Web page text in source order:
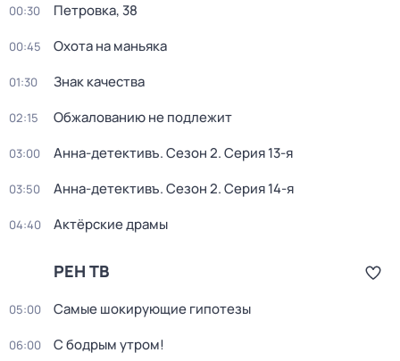
00:30 Петровка, 38
00:45 Охота на маньяка
01:30 Знак качества
02:15 Обжалованию не подлежит
03:00 Анна-детективъ. Сезон 2. Серия 13-я
03:50 Анна-детективъ. Сезон 2. Серия 14-я
04:40 Актёрские драмы
РЕН ТВ
05:00 Самые шoкиpующие гипотезы
06:00 С бодрым утром!